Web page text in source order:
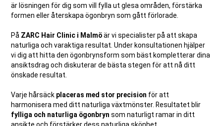
är lösningen för dig som vill fylla ut glesa områden, förstärka
formen eller återskapa ögonbryn som gått förlorade.
På ZARC Hair Clinic i Malmöär vi specialister på att skapa
naturliga och varaktiga resultat. Under konsultationen hjälper
vi dig att hitta den ögonbrynsform som bäst kompletterar dina
ansiktsdrag och diskuterar de bästa stegen för att nå ditt
önskade resultat.
Varje hårsäck placeras med stor precision för att
harmonisera med ditt naturliga växtmönster. Resultatet blir
fylliga och naturliga ögonbryn som naturligt ramar in ditt
ansikte och förstärker dess naturliga skönhet.